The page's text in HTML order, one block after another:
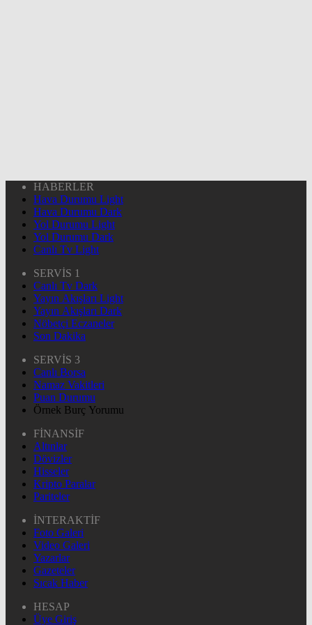
HABERLER
Hava Durumu Light
Hava Durumu Dark
Yol Durumu Light
Yol Durumu Dark
Canlı Tv Light
SERVİS 1
Canlı Tv Dark
Yayın Akışları Light
Yayın Akışları Dark
Nöbetçi Eczaneler
Son Dakika
SERVİS 3
Canlı Borsa
Namaz Vakitleri
Puan Durumu
Örnek Burç Yorumu
FİNANSİF
Altınlar
Dövizler
Hisseler
Kripto Paralar
Pariteler
İNTERAKTİF
Foto Galeri
Video Galeri
Yazarlar
Gazeteler
Sıcak Haber
HESAP
Üye Giriş